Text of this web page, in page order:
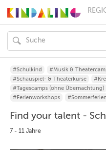
#Schulkind
#Musik &
#Schauspiel- & Theaterkurse
#Tagescamps (ohne Übernachtung)
#Ferienworkshops
#Sommerferien
Find your talent -
7 - 11 Jahre